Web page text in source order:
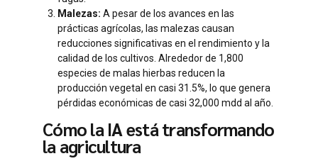
Malezas: A pesar de los avances en las
prácticas agrícolas, las malezas causan
reducciones significativas en el rendimiento y la
calidad de los cultivos. Alrededor de 1,800
especies de malas hierbas reducen la
producción vegetal en casi 31.5%, lo que genera
pérdidas económicas de casi 32,000 mdd al año.
Cómo la IA está transformando
la agricultura